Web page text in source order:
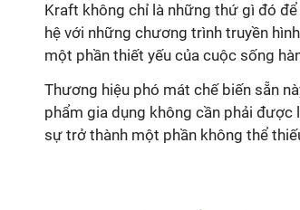
Kraft không chỉ là những thứ gì đó
hệ với những chương trình truyền
một phần thiết yếu của cuộc sống
Thương hiệu phó mát chế biến sẵn
phẩm gia dụng không cần phải được
sự trở thành một phần không thể